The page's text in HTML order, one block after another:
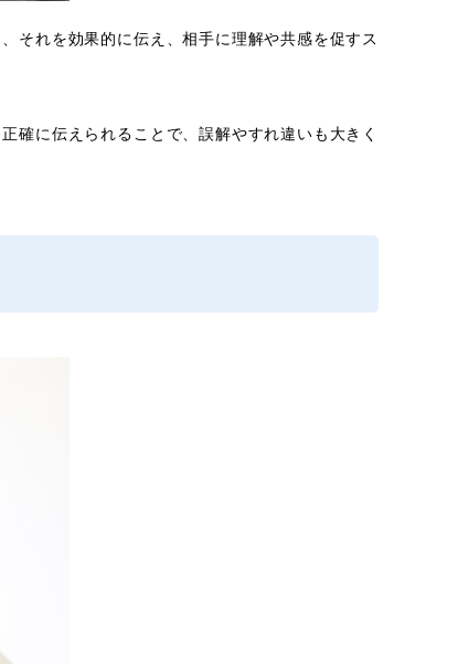
それを効果的に伝え、相手に理解や共感を促すス
確に伝えられることで、誤解やすれ違いも大きく